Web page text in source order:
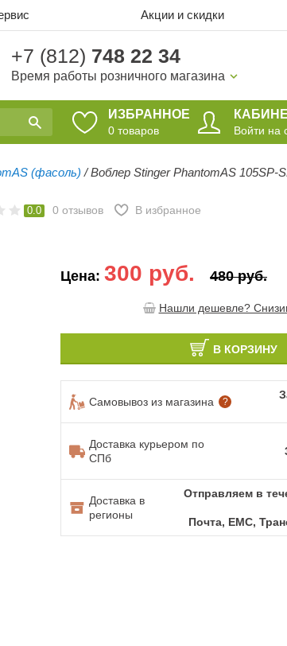
Акции и скидки
+7 (812) 748 22 34
Время работы розничного магазина
ИЗБРАННОЕ
0 товаров Войти на
(фасоль) /Воблер Stinger PhantomAS 105SP-
0.0 0 отзывов В избранное
Цена: 300 руб. 480 руб.
Нашли дешевле?
В КОРЗИНУ
Самовывоз из магазина ?
Доставка курьером по
СПб
Доставка в
регионы
Отправляем в
Почта, ЕМС,